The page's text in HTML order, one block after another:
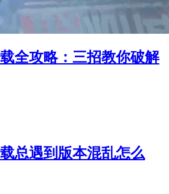
全攻略：三招教你破解
总遇到版本混乱怎么